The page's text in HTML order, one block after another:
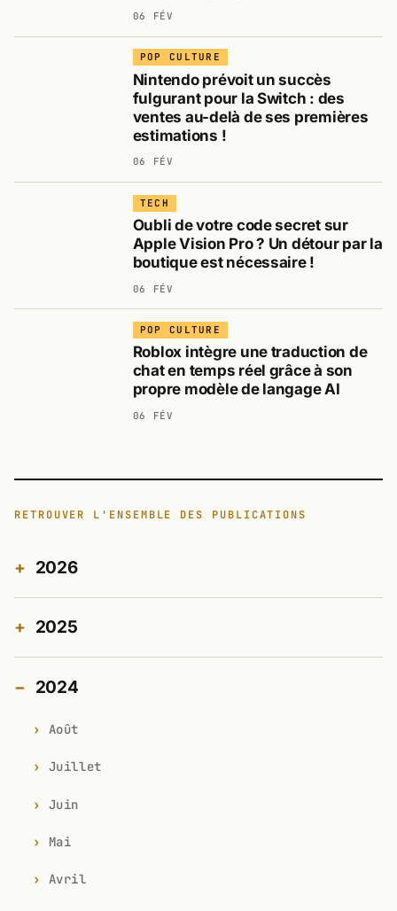
06 FÉV
POP CULTURE
Nintendo prévoit un succès
fulgurant pour la Switch : des
ventes au-delà de ses premières
estimations !
06 FÉV
TECH
Oubli de votre code secret sur
Apple Vision Pro ? Un détour par la
boutique est nécessaire !
06 FÉV
POP CULTURE
Roblox intègre une traduction de
chat en temps réel grâce à son
propre modèle de langage AI
06 FÉV
RETROUVER L'ENSEMBLE DES PUBLICATIONS
2026
2025
2024
Août
Juillet
Juin
Mai
Avril